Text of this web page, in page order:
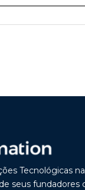
Tecnológicas
seus fundadores